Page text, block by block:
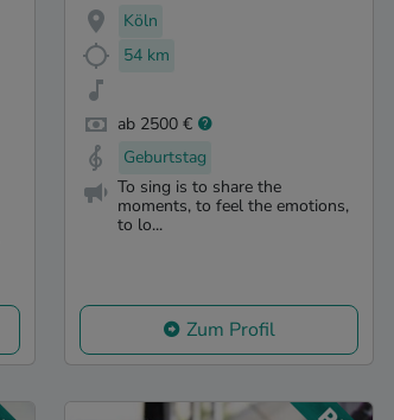
Köln
54 km
ab 2500 €
Geburtstag
To sing is to share the
moments, to feel the emotions,
to lo...
Zum Profil